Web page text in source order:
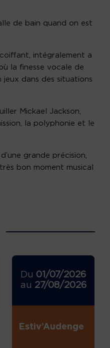
de bain quand on est
intégralement a
la finesse vocale de
jeux dans des situations
Mickael Jackson,
la polyphonie et le
grande précision,
bon moment musical
Du 01/07/2026
au 27/08/2026
Estiv’Audenge